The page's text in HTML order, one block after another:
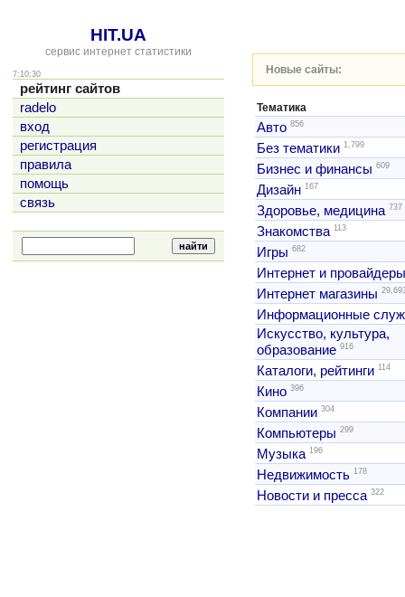
HIT.UA
сервис интернет статистики
7:10:30
рейтинг сайтов
radelo
вход
регистрация
правила
помощь
связь
Новые сайты:
Тематика
Авто 856
Без тематики 1,799
Бизнес и финансы 609
Дизайн 167
Здоровье, медицина 737
Знакомства 113
Игры 682
Интернет и провайдеры
Интернет магазины
Информационные
Искусство, культура,
образование 916
Каталоги, рейтинги 114
Кино 396
Компании 304
Компьютеры 299
Музыка 196
Недвижимость 178
Новости и пресса 322